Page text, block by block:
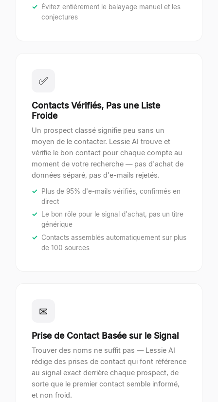
Évitez entièrement le balayage manuel et les
conjectures
✅
Contacts Vérifiés, Pas une Liste
Froide
Un prospect classé signifie peu sans un
moyen de le contacter. Lessie AI trouve et
vérifie le bon contact pour chaque compte au
moment de votre recherche — pas d'achat de
données séparé, pas d'e-mails rejetés.
Plus de 95% d'e-mails vérifiés, confirmés en
direct
Le bon rôle pour le signal d'achat, pas un titre
générique
Contacts assemblés automatiquement sur plus
de 100 sources
✉
Prise de Contact Basée sur le Signal
Trouver des noms ne suffit pas — Lessie AI
rédige des prises de contact qui font référence
au signal exact derrière chaque prospect, de
sorte que le premier contact semble informé,
et non froid.